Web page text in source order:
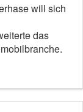
will sich
das